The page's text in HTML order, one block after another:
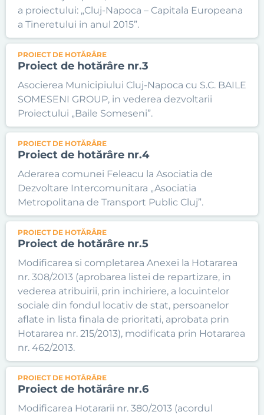
a proiectului: „Cluj-Napoca – Capitala Europeana
a Tineretului in anul 2015”.
PROIECT DE HOTĂRÂRE
Proiect de hotărâre nr.3
Asocierea Municipiului Cluj-Napoca cu S.C. BAILE
SOMESENI GROUP, in vederea dezvoltarii
Proiectului „Baile Someseni”.
PROIECT DE HOTĂRÂRE
Proiect de hotărâre nr.4
Aderarea comunei Feleacu la Asociatia de
Dezvoltare Intercomunitara „Asociatia
Metropolitana de Transport Public Cluj”.
PROIECT DE HOTĂRÂRE
Proiect de hotărâre nr.5
Modificarea si completarea Anexei la Hotararea
nr. 308/2013 (aprobarea listei de repartizare, in
vederea atribuirii, prin inchiriere, a locuintelor
sociale din fondul locativ de stat, persoanelor
aflate in lista finala de prioritati, aprobata prin
Hotararea nr. 215/2013), modificata prin Hotararea
nr. 462/2013.
PROIECT DE HOTĂRÂRE
Proiect de hotărâre nr.6
Modificarea Hotararii nr. 380/2013 (acordul